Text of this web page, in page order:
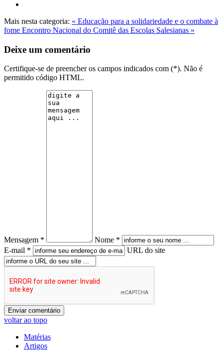
Mais nesta categoria: « Educação para a solidariedade e o combate à
fome Encontro Nacional do Comitê das Escolas Salesianas »
Deixe um comentário
Certifique-se de preencher os campos indicados com (*). Não é
permitido código HTML.
Mensagem *
Nome *
E-mail *
URL do site
voltar ao topo
Matérias
Artigos